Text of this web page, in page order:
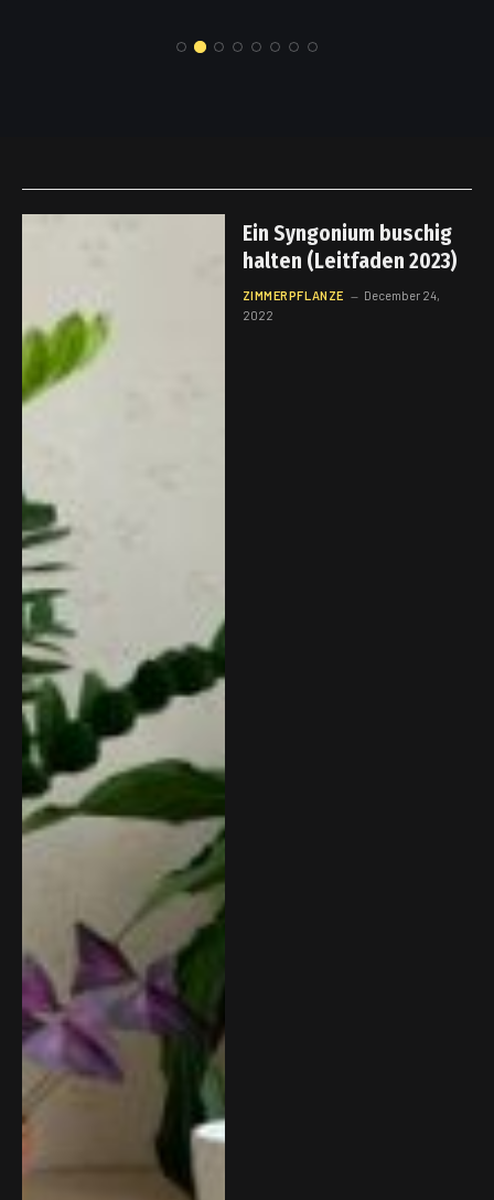
Ein Syngonium buschig
halten (Leitfaden 2023)
ZIMMERPFLANZE
December 24,
2022